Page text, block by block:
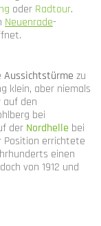
oder Radtour.
Neuenrade-
Aussichtstürme zu
klein, aber niemals
den
bei
der Nordhelle bei
Position errichtete
einen
von 1912 und